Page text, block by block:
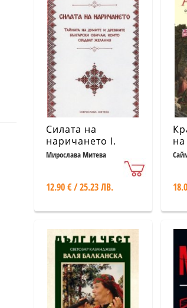
Силата на
наричането І.
Тайната на
български
сбъдват желания
Мирослава Митева
12.90 € / 25.23 ЛВ.